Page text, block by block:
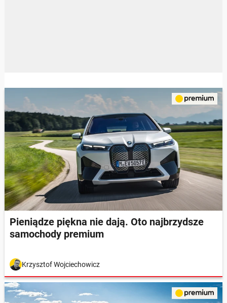
Pieniądze piękna nie dają. Oto najbrzydsze
samochody premium
Krzysztof Wojciechowicz